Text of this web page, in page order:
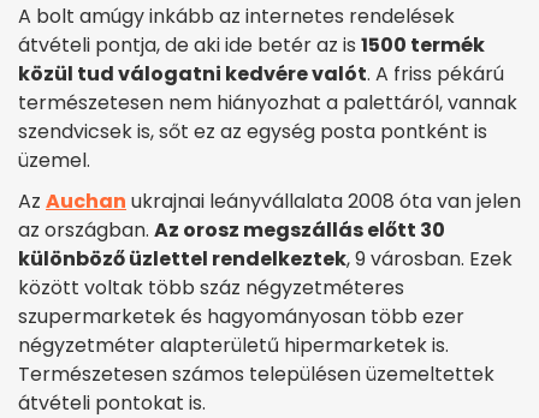
A bolt amúgy inkább az internetes rendelések
átvételi pontja, de aki ide betér az is 1500 termék
közül tud válogatni kedvére valót. A friss pékárú
természetesen nem hiányozhat a palettáról, vannak
szendvicsek is, sőt ez az egység posta pontként is
üzemel.
Az Auchan ukrajnai leányvállalata 2008 óta van jelen
az országban. Az orosz megszállás előtt 30
különböző üzlettel rendelkeztek, 9 városban. Ezek
között voltak több száz négyzetméteres
szupermarketek és hagyományosan több ezer
négyzetméter alapterületű hipermarketek is.
Természetesen számos településen üzemeltettek
átvételi pontokat is.